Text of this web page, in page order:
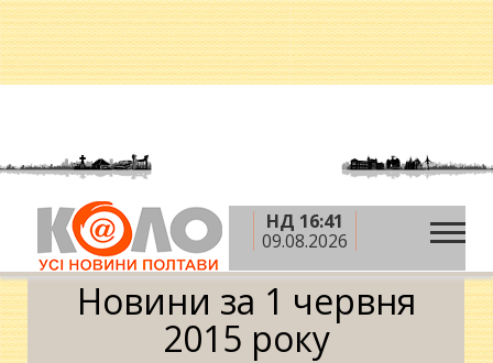
НД 16:41
09.08.2026
Головна » 2015 рік » червень »1 червня
Календар
Новини за 1 червня
2015 року